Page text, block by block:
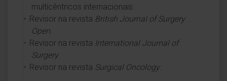
multicêntricos internacionais.
Revisor na revista British Journal of Surgery
Open.
Revisor na revista International Journal of
Surgery.
Revisor na revista Surgical Oncology.